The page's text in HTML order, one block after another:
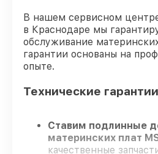
В нашем сервисном
в Краснодаре мы
обслуживание
гарантии основаны на
опыте.
Технические
Ставим подлинные
материнских плат
качественные